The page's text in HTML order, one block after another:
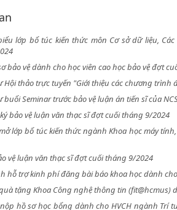
lớp bổ túc kiến thức môn Cơ sở dữ liệu,
bảo vệ dành cho học viên cao học bảo vệ đợt
Hội thảo trực tuyến "Giới thiệu các chương trình
buổi Seminar trước bảo vệ luận án tiến sĩ của
bảo vệ luận văn thạc sĩ đợt cuối tháng 9/2024
lớp bổ túc kiến thức ngành Khoa học máy
vệ luận văn thạc sĩ đợt cuối tháng 9/2024
hỗ trợ kinh phí đăng bài báo khoa học dành
tặng Khoa Công nghệ thông tin (fit@hcmus)
hồ sơ học bổng dành cho HVCH ngành Trí